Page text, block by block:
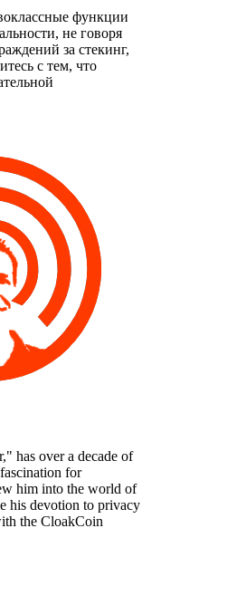
функции
не говоря
за стекинг,
с тем, что
has over a decade of
for
him into the world of
his devotion to privacy
the CloakCoin